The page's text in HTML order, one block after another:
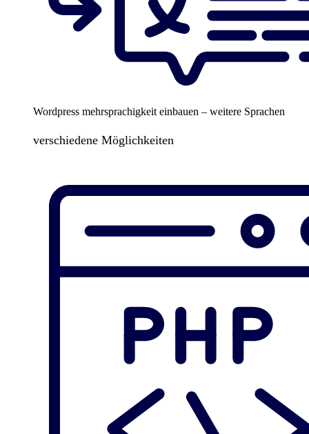
Wordpress mehrsprachigkeit einbauen – weitere Sprachen
verschiedene Möglichkeiten